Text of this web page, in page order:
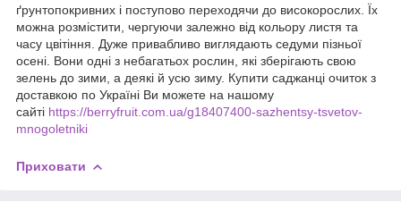
ґрунтопокривних і поступово переходячи до високорослих. Їх
можна розмістити, чергуючи залежно від кольору листя та
часу цвітіння. Дуже привабливо виглядають седуми пізньої
осені. Вони одні з небагатьох рослин, які зберігають свою
зелень до зими, а деякі й усю зиму. Купити саджанці очиток з
доставкою по Україні Ви можете на нашому
сайті https://berryfruit.com.ua/g18407400-sazhentsy-tsvetov-
mnogoletniki
Приховати